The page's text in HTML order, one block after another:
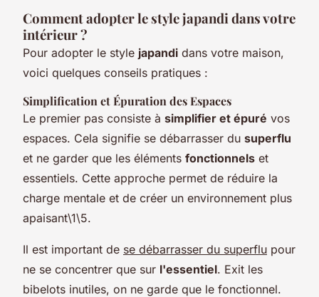
Comment adopter le style japandi dans votre
intérieur ?
Pour adopter le style japandi dans votre maison,
voici quelques conseils pratiques :
Simplification et Épuration des Espaces
Le premier pas consiste à simplifier et épuré vos
espaces. Cela signifie se débarrasser du superflu
et ne garder que les éléments fonctionnels et
essentiels. Cette approche permet de réduire la
charge mentale et de créer un environnement plus
apaisant\1\5.
Il est important de se débarrasser du superflu pour
ne se concentrer que sur l'essentiel. Exit les
bibelots inutiles, on ne garde que le fonctionnel.